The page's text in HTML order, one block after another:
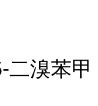
二溴苯甲